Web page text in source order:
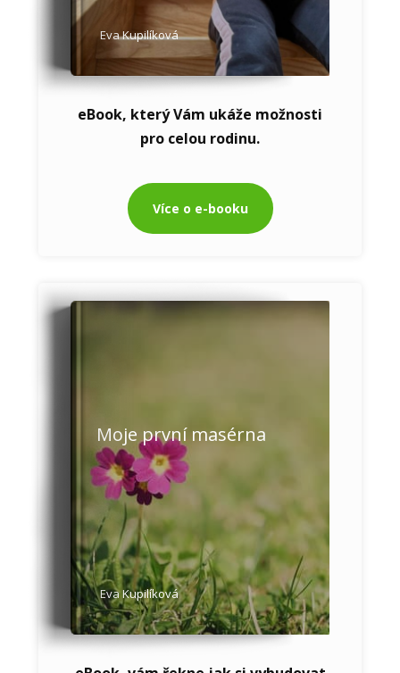
Eva Kupilíková
eBook, který Vám ukáže možnosti
pro celou rodinu.
Více o e-booku
Moje první masérna
Eva Kupilíková